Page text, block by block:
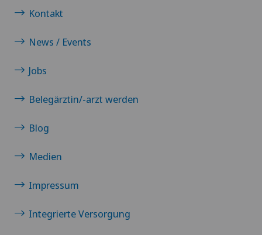
Kontakt
News / Events
Jobs
Belegärztin/-arzt werden
Blog
Medien
Impressum
Integrierte Versorgung